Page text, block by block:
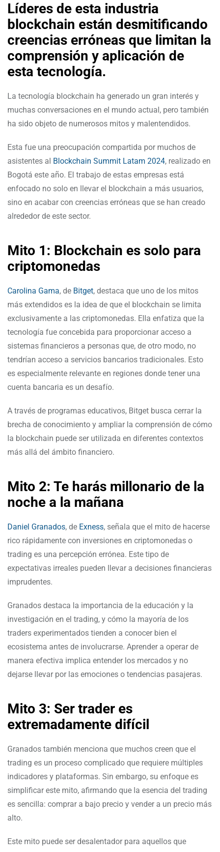
Líderes de esta industria
blockchain están desmitificando
creencias erróneas que limitan la
comprensión y aplicación de
esta tecnología.
La tecnología blockchain ha generado un gran interés y
muchas conversaciones en el mundo actual, pero también
ha sido objeto de numerosos mitos y malentendidos.
Esta fue una preocupación compartida por muchos de
asistentes al Blockchain Summit Latam 2024, realizado en
Bogotá este año. El trabajo de estas empresas está
enfocado no solo en llevar el blockchain a más usuarios,
sino en acabar con creencias erróneas que se han creado
alrededor de este sector.
Mito 1: Blockchain es solo para
criptomonedas
Carolina Gama, de Bitget, destaca que uno de los mitos
más extendidos es la idea de que el blockchain se limita
exclusivamente a las criptomonedas. Ella enfatiza que la
tecnología fue concebida para proporcionar acceso a
sistemas financieros a personas que, de otro modo, no
tendrían acceso a servicios bancarios tradicionales. Esto
es especialmente relevante en regiones donde tener una
cuenta bancaria es un desafío.
A través de programas educativos, Bitget busca cerrar la
brecha de conocimiento y ampliar la comprensión de cómo
la blockchain puede ser utilizada en diferentes contextos
más allá del ámbito financiero.
Mito 2: Te harás millonario de la
noche a la mañana
Daniel Granados, de Exness, señala que el mito de hacerse
rico rápidamente con inversiones en criptomonedas o
trading es una percepción errónea. Este tipo de
expectativas irreales pueden llevar a decisiones financieras
imprudentes.
Granados destaca la importancia de la educación y la
investigación en el trading, y cómo la mayoría de los
traders experimentados tienden a conocer bien el
ecosistema antes de involucrarse. Aprender a operar de
manera efectiva implica entender los mercados y no
dejarse llevar por las emociones o tendencias pasajeras.
Mito 3: Ser trader es
extremadamente difícil
Granados también menciona que muchos creen que el
trading es un proceso complicado que requiere múltiples
indicadores y plataformas. Sin embargo, su enfoque es
simplificar este mito, afirmando que la esencia del trading
es sencilla: comprar a bajo precio y vender a un precio más
alto.
Este mito puede ser desalentador para aquellos que